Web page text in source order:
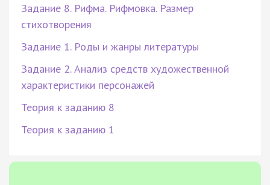
Задание 8. Рифма. Рифмовка. Размер
стихотворения
Задание 1. Роды и жанры литературы
Задание 2. Анализ средств художественной
характеристики персонажей
Теория к заданию 8
Теория к заданию 1